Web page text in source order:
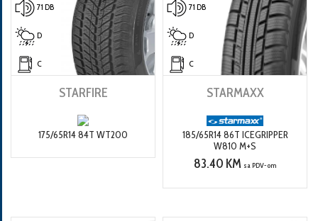
71 DB
D
C
STARFIRE
175/65R14 84T WT200
71 DB
D
C
STARMAXX
185/65R14 86T ICEGRIPPER
W810 M+S
83.40 KM sa PDV-om